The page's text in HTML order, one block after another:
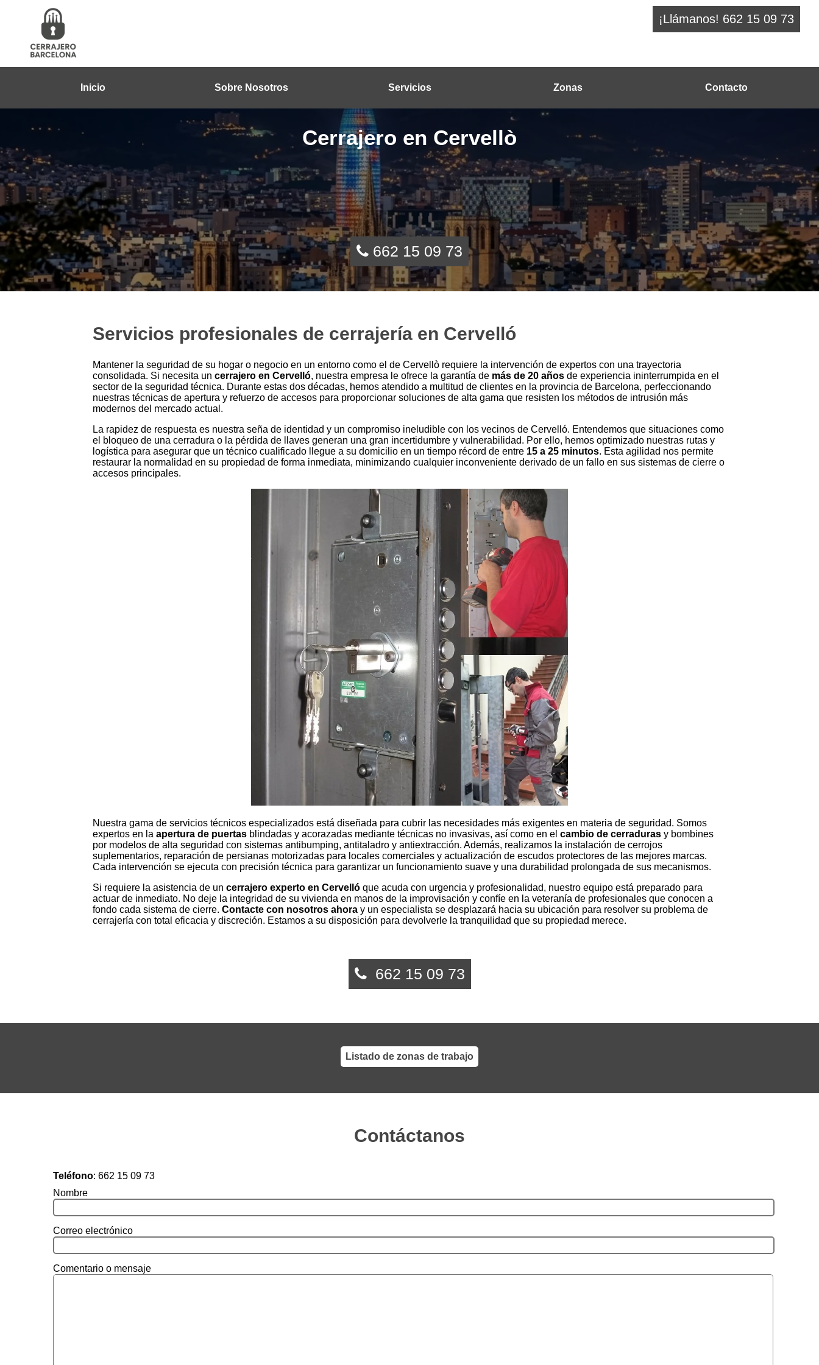
¡Llámanos! 662 15 09 73
Inicio Sobre Nosotros Servicios Zonas Contacto
Cerrajero en Cervellò
662 15 09 73
Servicios profesionales de cerrajería en Cervelló
Mantener la seguridad de su hogar o negocio en un entorno como el de Cervellò requiere la intervención de expertos con una trayectoria
consolidada. Si necesita un cerrajero en Cervelló, nuestra empresa le ofrece la garantía de más de 20 años de experiencia ininterrumpida en el
sector de la seguridad técnica. Durante estas dos décadas, hemos atendido a multitud de clientes en la provincia de Barcelona, perfeccionando
nuestras técnicas de apertura y refuerzo de accesos para proporcionar soluciones de alta gama que resisten los métodos de intrusión más
modernos del mercado actual.
La rapidez de respuesta es nuestra seña de identidad y un compromiso ineludible con los vecinos de Cervelló. Entendemos que situaciones como
el bloqueo de una cerradura o la pérdida de llaves generan una gran incertidumbre y vulnerabilidad. Por ello, hemos optimizado nuestras rutas y
logística para asegurar que un técnico cualificado llegue a su domicilio en un tiempo récord de entre 15 a 25 minutos. Esta agilidad nos permite
restaurar la normalidad en su propiedad de forma inmediata, minimizando cualquier inconveniente derivado de un fallo en sus sistemas de cierre o
accesos principales.
Nuestra gama de servicios técnicos especializados está diseñada para cubrir las necesidades más exigentes en materia de seguridad. Somos
expertos en la apertura de puertas blindadas y acorazadas mediante técnicas no invasivas, así como en el cambio de cerraduras y bombines
por modelos de alta seguridad con sistemas antibumping, antitaladro y antiextracción. Además, realizamos la instalación de cerrojos
suplementarios, reparación de persianas motorizadas para locales comerciales y actualización de escudos protectores de las mejores marcas.
Cada intervención se ejecuta con precisión técnica para garantizar un funcionamiento suave y una durabilidad prolongada de sus mecanismos.
Si requiere la asistencia de un cerrajero experto en Cervelló que acuda con urgencia y profesionalidad, nuestro equipo está preparado para
actuar de inmediato. No deje la integridad de su vivienda en manos de la improvisación y confíe en la veteranía de profesionales que conocen a
fondo cada sistema de cierre. Contacte con nosotros ahora y un especialista se desplazará hacia su ubicación para resolver su problema de
cerrajería con total eficacia y discreción. Estamos a su disposición para devolverle la tranquilidad que su propiedad merece.
662 15 09 73
Listado de zonas de trabajo
Contáctanos
Teléfono: 662 15 09 73
Nombre
Correo electrónico
Comentario o mensaje